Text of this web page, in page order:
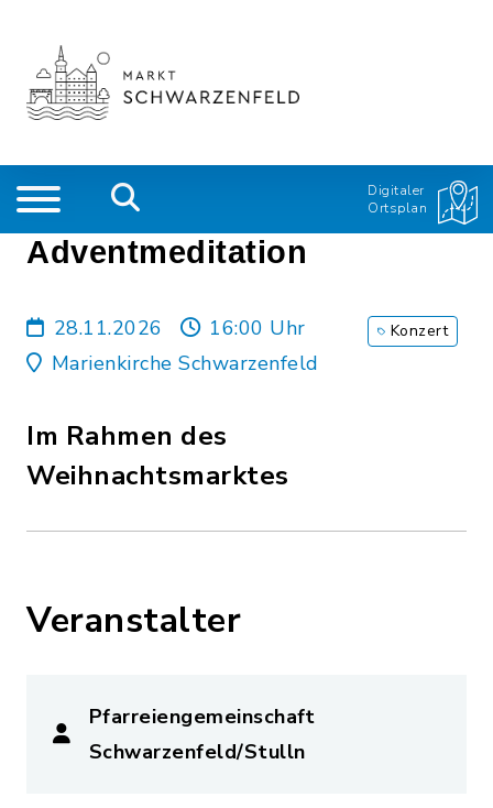
Digitaler
Ortsplan
Adventmeditation
28.11.2026
16:00 Uhr
Marienkirche Schwarzenfeld
Konzert
Im Rahmen des
Weihnachtsmarktes
Veranstalter
Pfarreiengemeinschaft
Schwarzenfeld/Stulln